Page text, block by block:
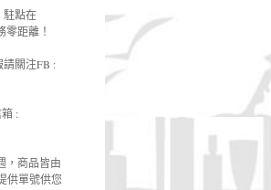
駐點在
距離！
關注FB :
:
，商品皆由
供單號供您